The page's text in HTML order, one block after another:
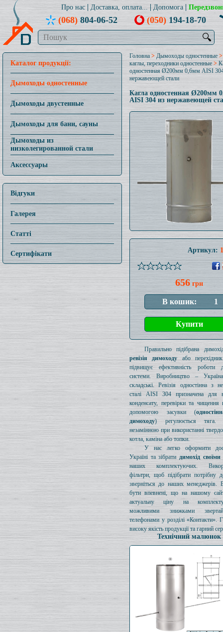
Про нас Доставка, оплата... Допомога
(068)804-06-52 (050)194-18-70
🔍
Каталог продукції:
Дымоходы одностенные
Дымоходы двустенные
Дымоходы для бани, сауны
Дымоходы из
низколегированной стали
Аксессуары
Відгуки
Галерея
Статті
Сертифікати
Головна > Дымоходы одностенные
каглы, переходники одностенные>
одностенная Ø200мм 0,6мм AISI
нержавеющей стали
Кагла одностенная Ø200мм
AISI 304 из нержавеющей
Артикул:
656 грн
Правильно підібрана
ревізія димоходу або
підвищує ефективність роботи
системи. Виробництво –
складські. Ревізія одностінна з
сталі AISI 304 призначена для
конденсату, перевірки та чищення
допомогою засувки (
димоходу) регулюється
незамінною при використанні
котла, каміна або топки.
У нас легко оформити
Україні та зібрати димохід
наших комплектуючих.
фільтри, щоб підібрати потрібну
зверніться до наших менеджерів.
бути впевнені, що на нашому
актуальну ціну на
можливими знижками
телефонами у розділі «Контакти».
високу якість продукції та гарний
Технічний малюнок